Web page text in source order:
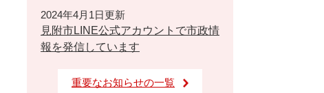
2024年4月1日更新
見附市LINE公式アカウントで市政情
報を発信しています
重要なお知らせの一覧